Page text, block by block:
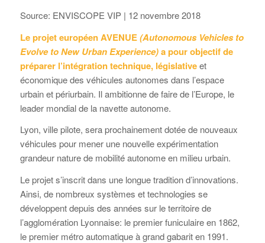
Source: ENVISCOPE VIP | 12 novembre 2018
Le projet européen AVENUE(Autonomous Vehicles to
Evolve to New Urban Experience)a pour objectif de
préparer l’intégration technique, législativeet
économique des véhicules autonomes dans l’espace
urbain et périurbain. Il ambitionne de faire de l’Europe, le
leader mondial de la navette autonome.
Lyon, ville pilote, sera prochainement dotée de nouveaux
véhicules pour mener une nouvelle expérimentation
grandeur nature de mobilité autonome en milieu urbain.
Le projet s’inscrit dans une longue tradition d’innovations.
Ainsi, de nombreux systèmes et technologies se
développent depuis des années sur le territoire de
l’agglomération Lyonnaise: le premier funiculaire en 1862,
le premier métro automatique à grand gabarit en 1991.